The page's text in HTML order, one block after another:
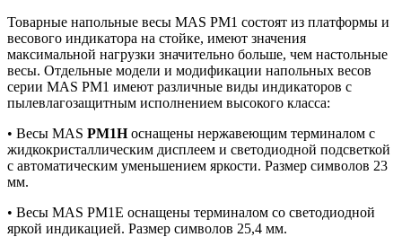
Товарные напольные весы MAS PM1 состоят из платформы и
весового индикатора на стойке, имеют значения
максимальной нагрузки значительно больше, чем настольные
весы. Отдельные модели и модификации напольных весов
серии MAS PM1 имеют различные виды индикаторов с
пылевлагозащитным исполнением высокого класса:
• Весы MAS PM1Hоснащены нержавеющим терминалом с
жидкокристаллическим дисплеем и светодиодной подсветкой
с автоматическим уменьшением яркости. Размер символов 23
мм.
• Весы MAS PM1E оснащены терминалом со светодиодной
яркой индикацией. Размер символов 25,4 мм.